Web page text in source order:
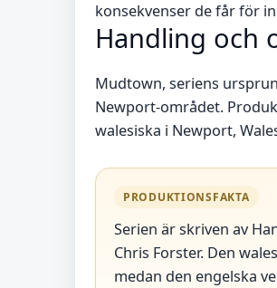
konsekvenser de får för
Handling och
Mudtown, seriens
Newport-området.
walesiska i Newport,
PRODUKTIONSFAKTA
Serien är skriven av
Chris Forster. Den
medan den engelska